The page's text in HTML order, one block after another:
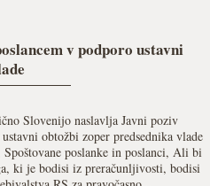
v podporo ustavni
Slovenijo naslavlja Javni poziv
obtožbi zoper predsednika vlade
poslanke in poslanci, Ali bi
ki je bodisi iz preračunljivosti, bodisi